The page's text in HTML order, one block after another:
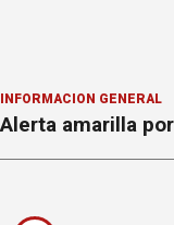
INFORMACION GENERAL
Alerta amarilla